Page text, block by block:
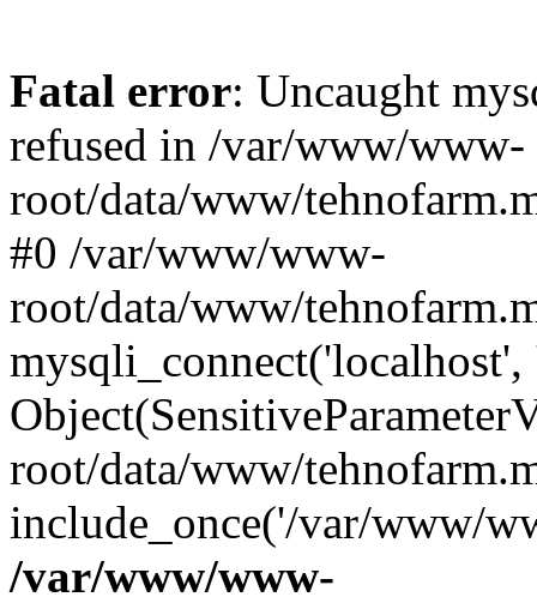
Fatal error: Uncaught
refused in /var/www/www-
root/data/www/
#0 /var/www/www-
root/data/www/
mysqli_connect('localhost',
root/data/www/
include_once('/var/www/
/var/www/www-